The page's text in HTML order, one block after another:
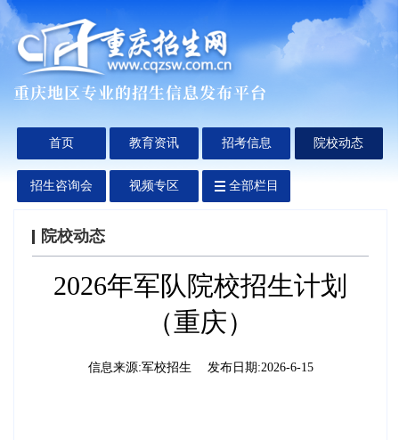
首页 教育资讯 招考信息 院校动态
招生咨询会 视频专区 全部栏目
院校动态
2026年军队院校招生计划
（重庆）
信息来源:军校招生 发布日期:2026-6-15